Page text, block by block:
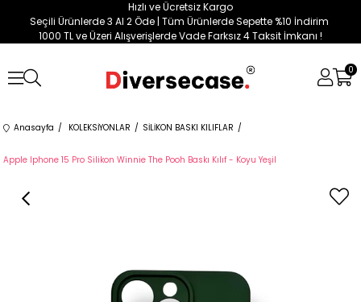
Hızlı ve Ücretsiz Kargo
Seçili Ürünlerde 3 Al 2 Öde | Tüm Ürünlerde Sepette %10 İndirim
1000 TL ve Üzeri Alışverişlerde Vade Farksız 4 Taksit İmkanı !
0
Anasayfa KOLEKSİYONLAR SİLİKON BASKI KILIFLAR
Apple Iphone 15 Pro Silikon Winnie The Pooh Baskı Kılıf - Koyu Yeşil